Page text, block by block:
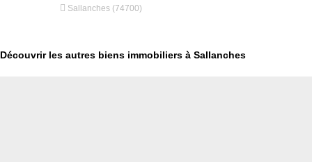
 Sallanches (74700)
Découvrir les autres biens immobiliers à Sallanches